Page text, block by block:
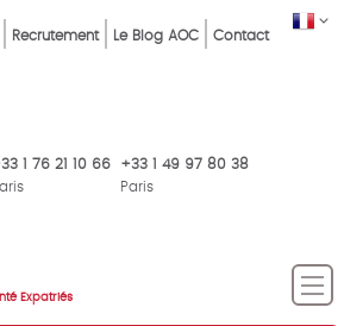
FR
Recrutement Le Blog AOC Contact
1 76 21 10 66
+33 1 49 97 80 38
Paris
Expatriés